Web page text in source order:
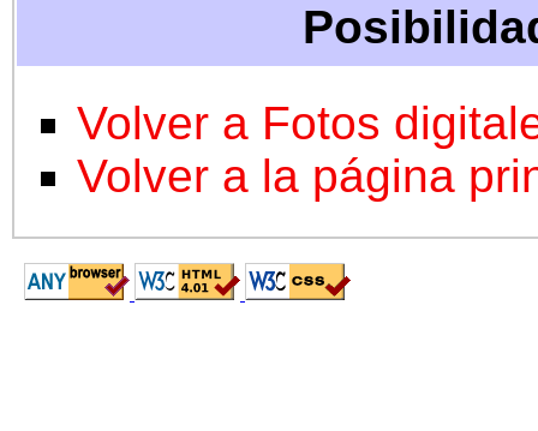
Volver a Fotos
Volver a la página